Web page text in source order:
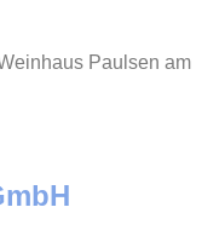
Paulsen am